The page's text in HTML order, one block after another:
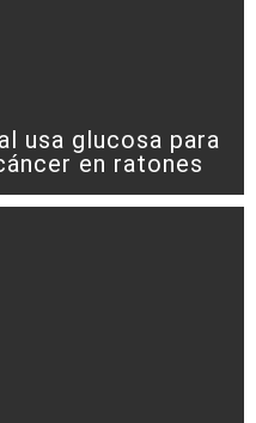
usa glucosa para
en ratones